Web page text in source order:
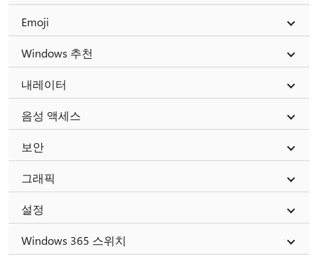
Emoji
Windows 추천
내레이터
음성 액세스
보안
그래픽
설정
Windows 365 스위치